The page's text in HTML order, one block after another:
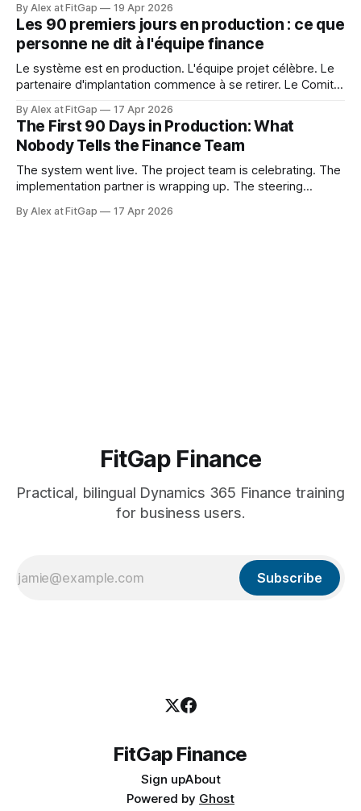
touched. That level of control felt like a given. Dynamics
365 Finance doesn't work that way. Microsoft releases
updates to
By Alex at FitGap 19 Apr 2026
Les 90 premiers jours en production : ce que
personne ne dit à l'équipe finance
Le système est en production. L'équipe projet célèbre. Le
partenaire d'implantation commence à se retirer. Le Comité
de découvrir que rien de ce à quoi on l'a préparée n'était
By Alex at FitGap 17 Apr 2026
The First 90 Days in Production: What
Nobody Tells the Finance Team
The system went live. The project team is celebrating. The
implementation partner is wrapping up. The steering
discover that none of what they prepared them for was the
By Alex at FitGap 17 Apr 2026
FitGap Finance
Practical, bilingual Dynamics 365 Finance training
for business users.
Subscribe
FitGap Finance
Sign upAbout
Powered by Ghost